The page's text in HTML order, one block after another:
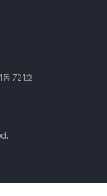
동 721호